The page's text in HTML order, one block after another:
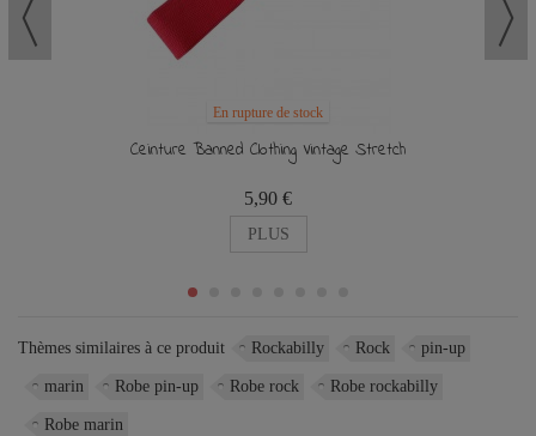
En rupture de stock
Ceinture Banned Clothing Vintage Stretch
5,90 €
PLUS
Thèmes similaires à ce produit Rockabilly Rock pin-up
marin Robe pin-up Robe rock Robe rockabilly
Robe marin